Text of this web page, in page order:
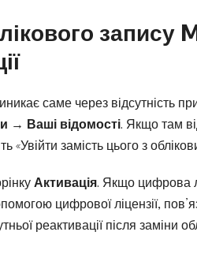
саме через відсутність
→ Ваші відомості. Якщо там
«Увійти замість цього з
Активація. Якщо цифрова
цифрової ліцензії,
реактивації після заміни